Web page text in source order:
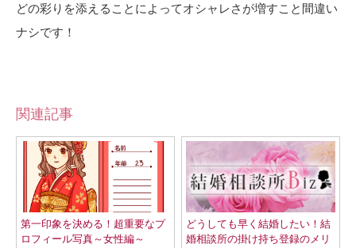
どの彩りを添えることによってオシャレさが増すこと間違い
ナシです！
関連記事
第一印象を決める！超重要なプ
ロフィール写真～女性編～
どうしても早く結婚したい！結
婚相談所の掛け持ち登録のメリ